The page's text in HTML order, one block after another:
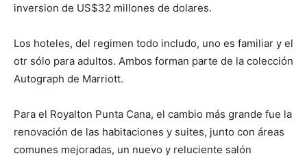
inversion de US$32 millones de dolares.
Los hoteles, del regimen todo includo, uno es familiar y el
otr sólo para adultos. Ambos forman parte de la colección
Autograph de Marriott.
Para el Royalton Punta Cana, el cambio más grande fue la
renovación de las habitaciones y suites, junto con áreas
comunes mejoradas, un nuevo y reluciente salón